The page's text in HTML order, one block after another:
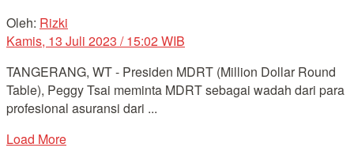
Oleh: Rizki
Kamis, 13 Juli 2023 / 15:02 WIB
TANGERANG, WT - Presiden MDRT (Million Dollar Round
Table), Peggy Tsai meminta MDRT sebagai wadah dari para
profesional asuransi dari ...
Load More